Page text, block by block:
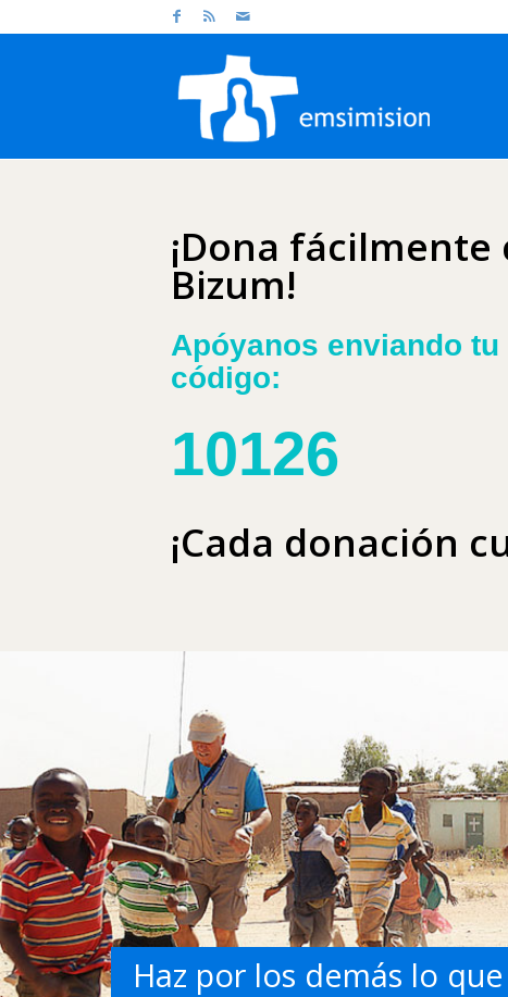
¡Dona fácilmente
Bizum!
Apóyanos enviando
código:
10126
¡Cada donación
Haz por los demás lo